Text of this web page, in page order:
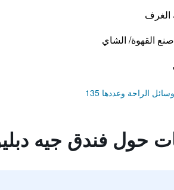
الغرف
القهوة/ الشاي
الراحة وعددها 135
حول فندق جيه